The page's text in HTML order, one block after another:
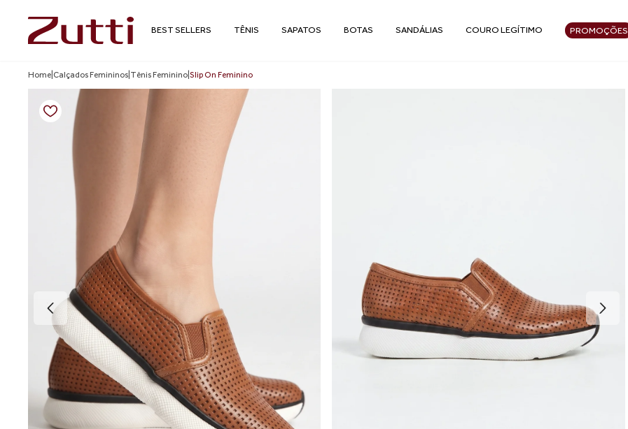
BEST SELLERS TÊNIS SAPATOS BOTAS SANDÁLIAS COURO LEGÍTIMO PROMOÇÕES
Home Calçados Femininos Tênis Feminino Slip On Feminino